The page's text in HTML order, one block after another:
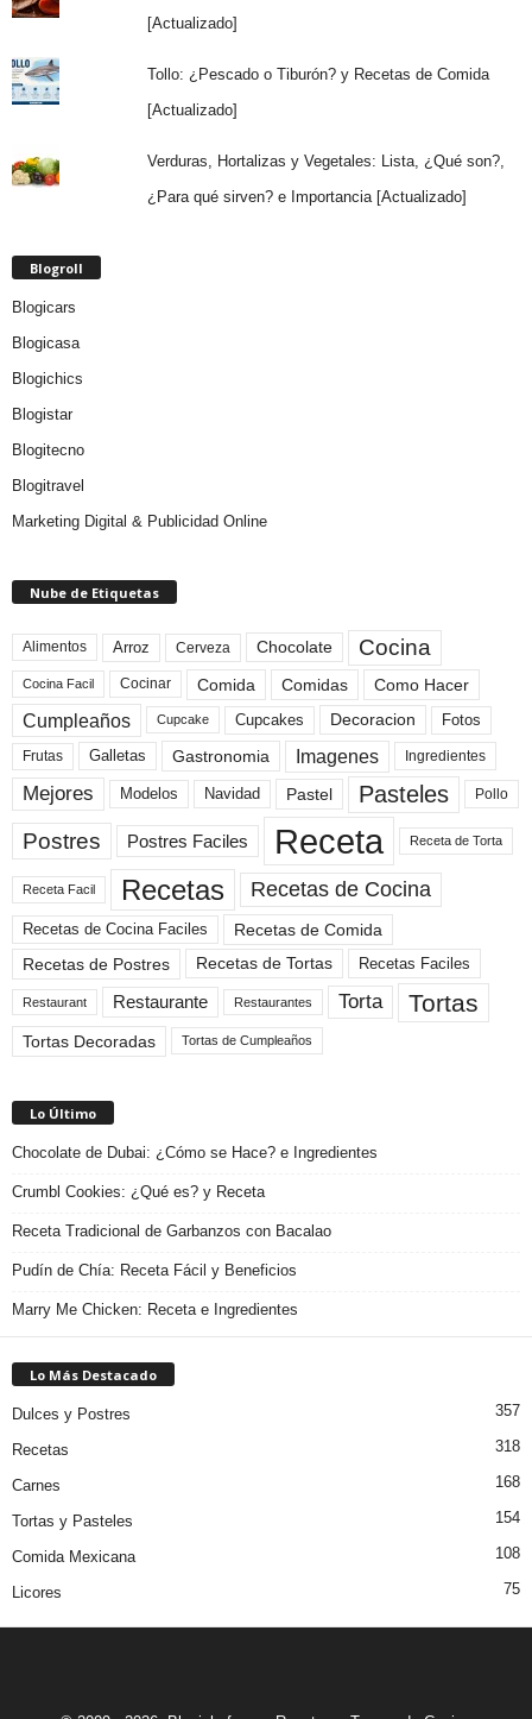
[Actualizado]
Tollo: ¿Pescado o Tiburón? y Recetas de Comida
[Actualizado]
Verduras, Hortalizas y Vegetales: Lista, ¿Qué son?,
¿Para qué sirven? e Importancia [Actualizado]
Blogroll
Blogicars
Blogicasa
Blogichics
Blogistar
Blogitecno
Blogitravel
Marketing Digital & Publicidad Online
Nube de Etiquetas
Alimentos Arroz Cerveza Chocolate Cocina
Cocina Facil Cocinar Comida Comidas Como Hacer
Cumpleaños Cupcake Cupcakes Decoracion Fotos
Frutas Galletas Gastronomia Imagenes Ingredientes
Mejores Modelos Navidad Pastel Pasteles Pollo
Postres Postres Faciles Receta Receta de Torta
Receta Facil Recetas Recetas de Cocina
Recetas de Cocina Faciles
Recetas de Comida
Recetas de Postres
Recetas de Tortas Recetas Faciles
Restaurant Restaurante Restaurantes Torta Tortas
Tortas Decoradas Tortas de Cumpleaños
Lo Último
Chocolate de Dubai: ¿Cómo se Hace? e Ingredientes
Crumbl Cookies: ¿Qué es? y Receta
Receta Tradicional de Garbanzos con Bacalao
Pudín de Chía: Receta Fácil y Beneficios
Marry Me Chicken: Receta e Ingredientes
Lo Más Destacado
Dulces y Postres 357
Recetas 318
Carnes 168
Tortas y Pasteles 154
Comida Mexicana 108
Licores 75